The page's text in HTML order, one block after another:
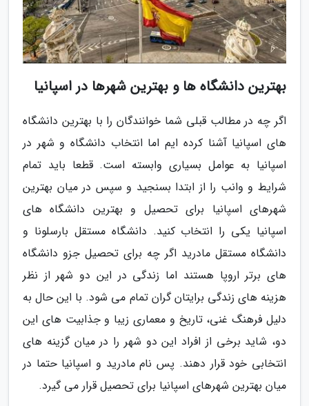
بهترین دانشگاه ها و بهترین شهرها در اسپانیا
اگر چه در مطالب قبلی شما خوانندگان را با بهترین دانشگاه
های اسپانیا آشنا کرده ایم اما انتخاب دانشگاه و شهر در
اسپانیا به عوامل بسیاری وابسته است. قطعا باید تمام
شرایط و وانب را از ابتدا بسنجید و سپس در میان بهترین
شهرهای اسپانیا برای تحصیل و بهترین دانشگاه های
اسپانیا یکی را انتخاب کنید. دانشگاه مستقل بارسلونا و
دانشگاه مستقل مادرید اگر چه برای تحصیل جزو دانشگاه
های برتر اروپا هستند اما زندگی در این دو شهر از نظر
هزینه های زندگی برایتان گران تمام می شود. با این حال به
دلیل فرهنگ غنی، تاریخ و معماری زیبا و جذابیت های این
دو، شاید برخی از افراد این دو شهر را در میان گزینه های
انتخابی خود قرار دهند. پس نام مادرید و اسپانیا حتما در
میان بهترین شهرهای اسپانیا برای تحصیل قرار می گیرد.